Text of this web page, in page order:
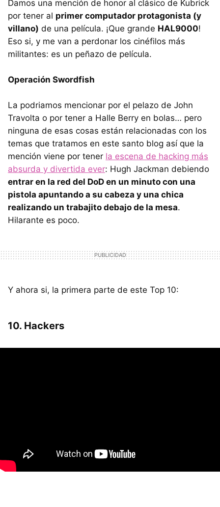
Damos una mención de honor al clásico de Kubrick
por tener al primer computador protagonista (y
villano) de una película. ¡Que grande HAL9000!
Eso si, y me van a perdonar los cinéfilos más
militantes: es un peñazo de película.
Operación Swordfish
La podriamos mencionar por el pelazo de John
Travolta o por tener a Halle Berry en bolas… pero
ninguna de esas cosas están relacionadas con los
temas que tratamos en este santo blog así que la
mención viene por tener la escena de hacking más
absurda y divertida ever: Hugh Jackman debiendo
entrar en la red del DoD en un minuto con una
pistola apuntando a su cabeza y una chica
realizando un trabajito debajo de la mesa.
Hilarante es poco.
Y ahora si, la primera parte de este Top 10:
10. Hackers